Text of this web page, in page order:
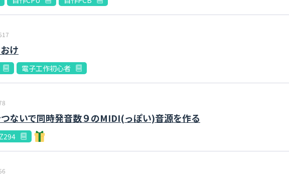
け
電子工作初心者
ないで同時発音数９のMIDI(っぽい)音源を作る